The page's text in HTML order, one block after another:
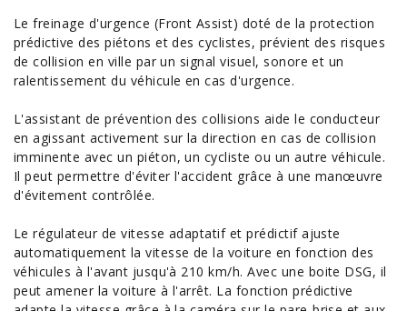
Le freinage d'urgence (Front Assist) doté de la protection
prédictive des piétons et des cyclistes, prévient des risques
de collision en ville par un signal visuel, sonore et un
ralentissement du véhicule en cas d'urgence.
L'assistant de prévention des collisions aide le conducteur
en agissant activement sur la direction en cas de collision
imminente avec un piéton, un cycliste ou un autre véhicule.
Il peut permettre d'éviter l'accident grâce à une manœuvre
d'évitement contrôlée.
Le régulateur de vitesse adaptatif et prédictif ajuste
automatiquement la vitesse de la voiture en fonction des
véhicules à l'avant jusqu'à 210 km/h. Avec une boite DSG, il
peut amener la voiture à l'arrêt. La fonction prédictive